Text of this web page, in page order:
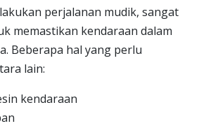
perjalanan mudik, sangat
memastikan kendaraan dalam
Beberapa hal yang perlu
lain:
kendaraan